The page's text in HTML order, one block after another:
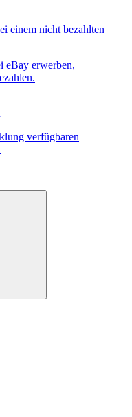
einem nicht bezahlten
eBay erwerben,
verfügbaren